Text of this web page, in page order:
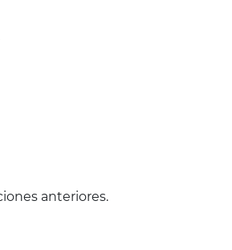
anteriores.